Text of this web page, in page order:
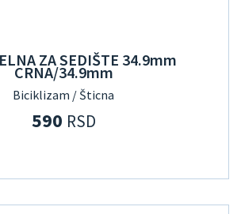
ZA SEDIŠTE 34.9mm
CRNA/34.9mm
Biciklizam / Šticna
590 RSD